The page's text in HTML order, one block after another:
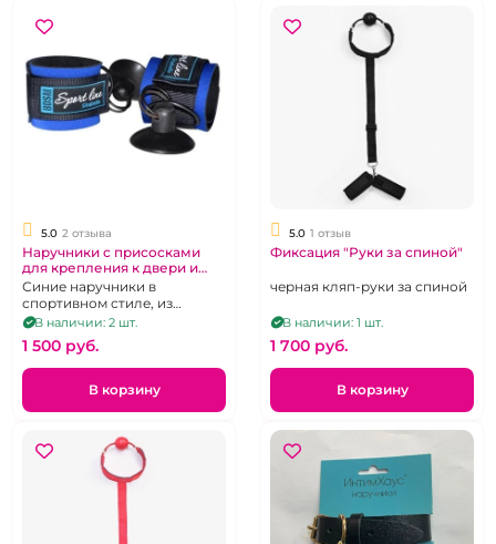
5.0 2 отзыва
Наручники с присосками
для крепления к двери и
для ванной "ИнтимХаус" из
неопрена
Синие наручники в
спортивном стиле, из
неопрена с фиксирующими
присосками.
В наличии: 2 шт.
1 500 pуб.
В корзину
5.0 1 отзыв
Фиксация "Руки за спиной"
черная кляп-руки за спиной
В наличии: 1 шт.
1 700 pуб.
В корзину